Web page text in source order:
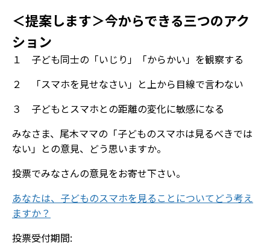
＜提案します＞今からできる三つのアク
ション
１ 子ども同士の「いじり」「からかい」を観察する
２ 「スマホを見せなさい」と上から目線で言わない
３ 子どもとスマホとの距離の変化に敏感になる
みなさま、尾木ママの「子どものスマホは見るべきでは
ない」との意見、どう思いますか。
投票でみなさんの意見をお寄せ下さい。
あなたは、子どものスマホを見ることについてどう考え
ますか？
投票受付期間: